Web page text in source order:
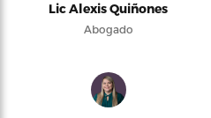
Lic Alexis Quiñones
Abogado